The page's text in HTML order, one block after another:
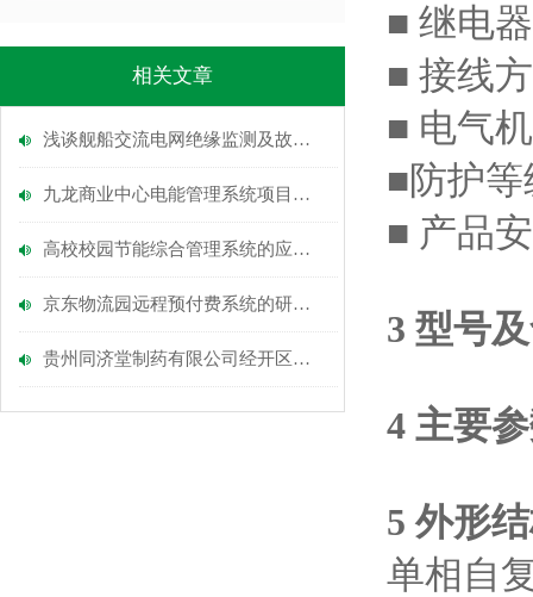
相关文章
浅谈舰船交流电网绝缘监测及故障定位的研究及产品选型
九龙商业中心电能管理系统项目小结
高校校园节能综合管理系统的应用方案
京东物流园远程预付费系统的研究与应用
贵州同济堂制药有限公司经开区骨科中药生产基地消防电源监控系统
■ 继电
■ 接线
■ 电气
■防护等
■ 产品
3 型号
4 主要
5 外形
单相自